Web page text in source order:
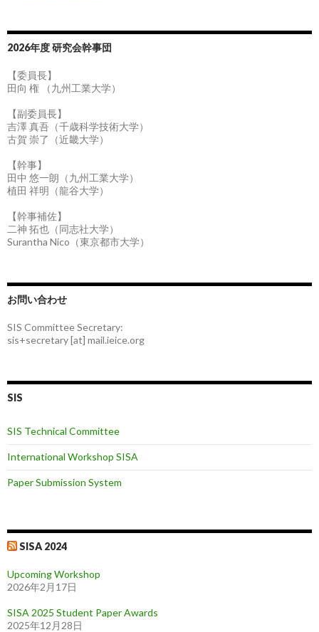
2026年度 研究会幹事団
【委員長】
田向 権 （九州工業大学）
【副委員長】
吉澤 真吾（千歳科学技術大学）
古賀 崇了（近畿大学）
【幹事】
田中 悠一朗（九州工業大学）
植田 祥明（龍谷大学）
【幹事補佐】
二神 拓也（同志社大学）
Surantha Nico（東京都市大学）
お問い合わせ
SIS Committee Secretary:
sis+secretary [at] mail.ieice.org
SIS
SIS Technical Committee
International Workshop SISA
Paper Submission System
SISA 2024
Upcoming Workshop
2026年2月17日
SISA 2025 Student Paper Awards
2025年12月28日